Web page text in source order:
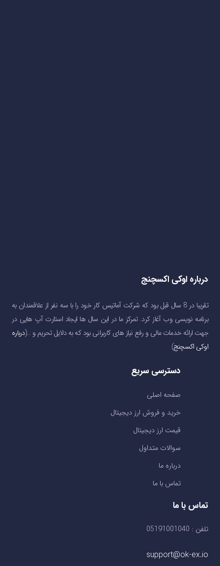
درباره اوکی اکسچنج
تقریبا در 8 سال قبل بود که شرکت آماتیس کار خود را با سه نفر از علاقمندان به
برنامه نویسی وب آغاز کرد. تمرکز ما در این سال ها ایجاد استارت آپ هایی در
جهت ارائه خدمات مالی و رفع نیاز های کاربرانی بود که به دلایل تحریم و …(درباره
اوکی اکسچنج)
دسترسی سریع
صفحه اصلی
خرید و فروش ارز دیجیتال
قیمت ارز دیجیتال
سوالات متداول
درباره ما
تماس با ما
تماس با ما
تلفن : 05191001040
support@ok-ex.io